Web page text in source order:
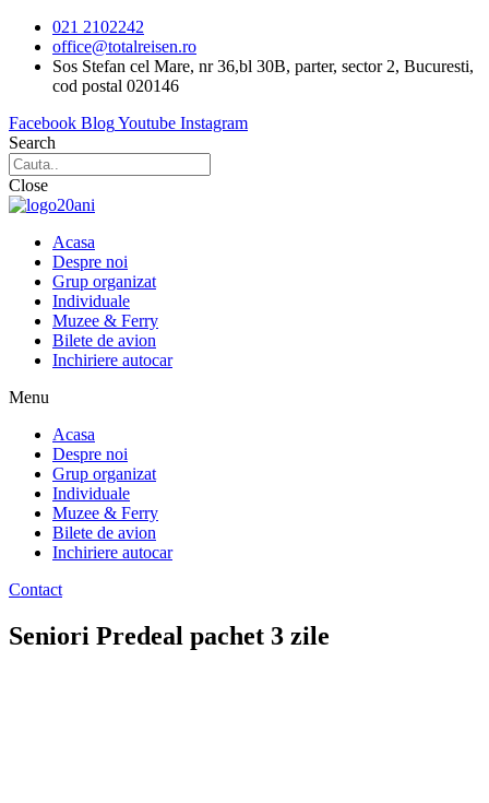
conținut
021 2102242
office@totalreisen.ro
Sos Stefan cel Mare, nr 36,bl 30B, parter, sector 2, Bucuresti,
cod postal 020146
Facebook BlogYoutube Instagram
Search
Close
Acasa
Despre noi
Grup organizat
Individuale
Muzee & Ferry
Bilete de avion
Inchiriere autocar
Menu
Acasa
Despre noi
Grup organizat
Individuale
Muzee & Ferry
Bilete de avion
Inchiriere autocar
Contact
Seniori Predeal pachet 3 zile